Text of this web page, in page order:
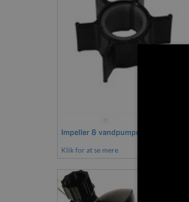
Impeller & vandpumpekit
Klik for at se mere